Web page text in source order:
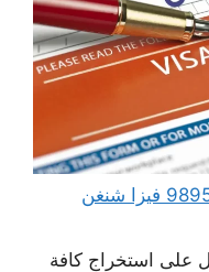
مكتب استخراج فيزا شنغن 98951133 فيزا شنغن
على استخراج كافة